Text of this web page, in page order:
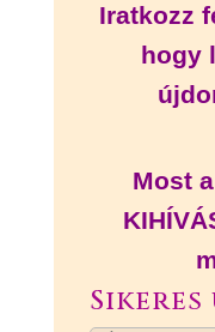
Iratkozz
hogy
Most